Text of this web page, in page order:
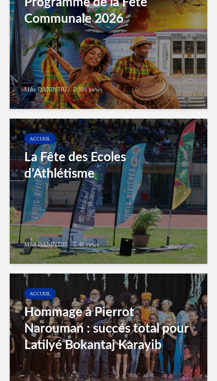
Communale 2026
Mike DANINTHE 186 views
ACCUEIL
La Fête des Ecoles
d’Athlétisme
Mike DANINTHE 46 views
ACCUEIL
Hommage à Pierrot
Narouman : succés total pour
Latilyé Bokantaj Karayib